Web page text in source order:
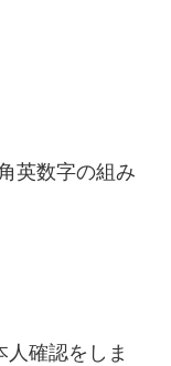
英数字の組み
確認をしま